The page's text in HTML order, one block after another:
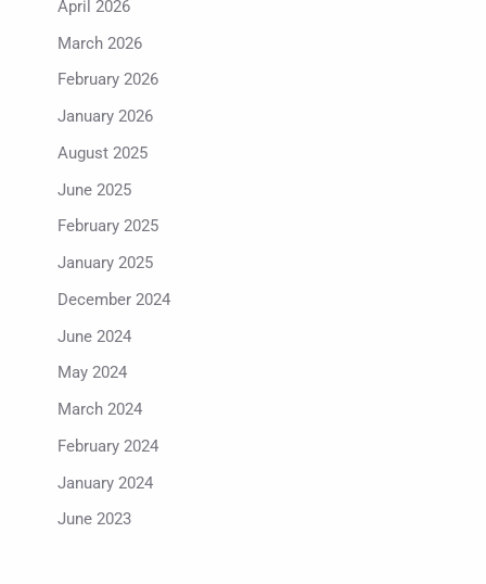
April 2026
March 2026
February 2026
January 2026
August 2025
June 2025
February 2025
January 2025
December 2024
June 2024
May 2024
March 2024
February 2024
January 2024
June 2023